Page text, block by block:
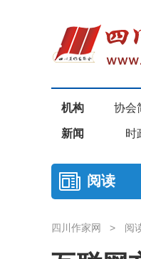
机构 协会
新闻 时
阅读
四川作家网 > 阅